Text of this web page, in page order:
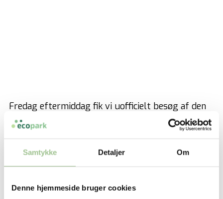
Samtykke Detaljer Om
Denne hjemmeside bruger cookies
Fredag eftermiddag fik vi uofficielt besøg af den
indiske ambassadør i Danmark, Ajit Gupte. Jesper
Bach, direktør i Fonden Århus MiljøCenter, som
ejer Ecopark, var med til at vise ham
DBHA‘s
affaldssugeanlæg på havnen i Aarhus.
Ambassadøren mødtes desuden med to